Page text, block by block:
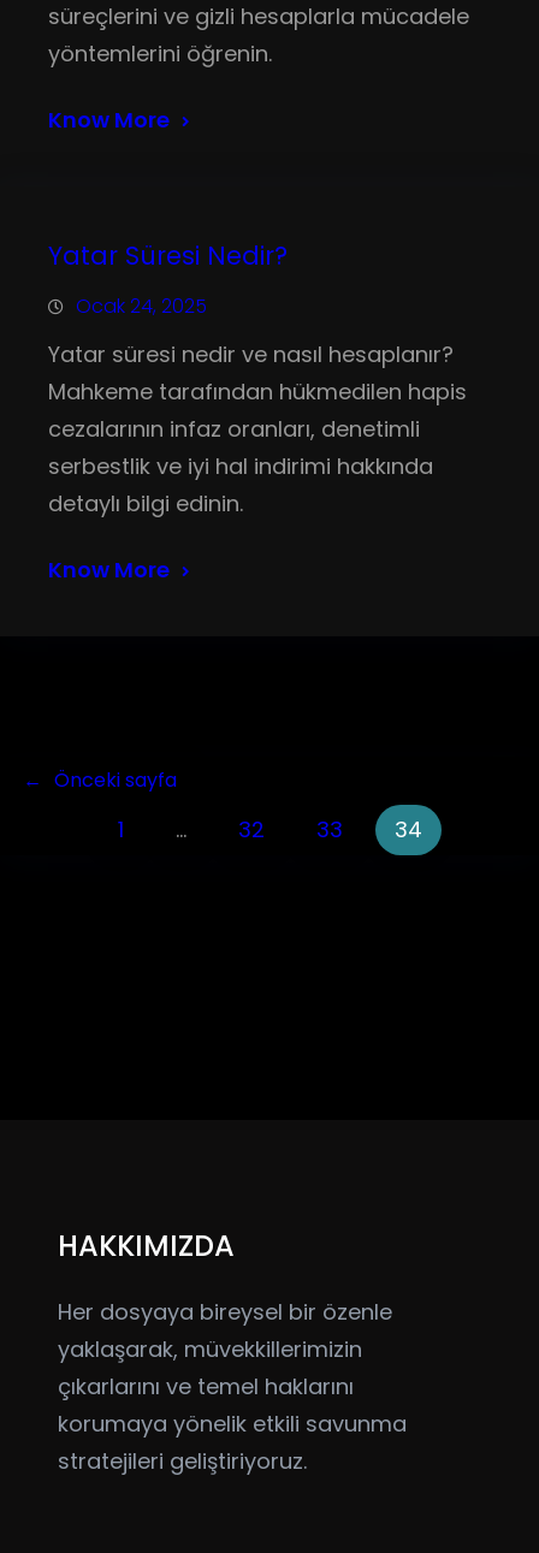
süreçlerini ve gizli hesaplarla mücadele
yöntemlerini öğrenin.
Know More
Yatar Süresi Nedir?
Ocak 24, 2025
Yatar süresi nedir ve nasıl hesaplanır?
Mahkeme tarafından hükmedilen hapis
cezalarının infaz oranları, denetimli
serbestlik ve iyi hal indirimi hakkında
detaylı bilgi edinin.
Know More
← Önceki sayfa
1 … 32 33 34
HAKKIMIZDA
Her dosyaya bireysel bir özenle
yaklaşarak, müvekkillerimizin
çıkarlarını ve temel haklarını
korumaya yönelik etkili savunma
stratejileri geliştiriyoruz.